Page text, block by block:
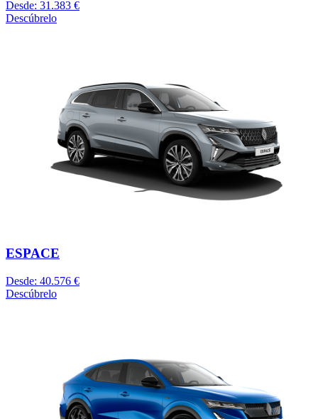
Desde: 31.383 €
Descúbrelo
ESPACE
Desde: 40.576 €
Descúbrelo